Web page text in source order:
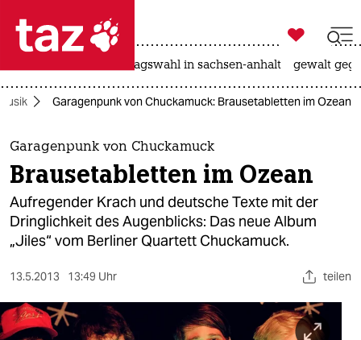
 taz zahl ich
taz zahl ich
themen
politik
öko
sport

taz zahl ich
landtagswahl in sachsen-anhalt gewalt
Garagenpunk von Chuckamuck: Brausetabletten im Ozean
Garagenpunk von Chuckamuck
Brausetabletten im Ozean
Aufregender Krach und deutsche Texte mit der
Dringlichkeit des Augenblicks: Das neue Album
„Jiles“ vom Berliner Quartett Chuckamuck.
13.5.2013 13:49 Uhr teilen